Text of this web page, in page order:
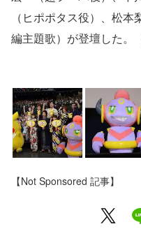
（ヒポポタス役）、松
編主題歌）が登壇した。
【Not Sponsored 記事】